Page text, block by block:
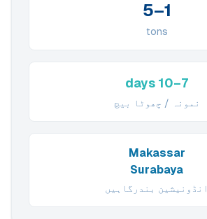
1–5
tons
7–10 days
نمونہ / چھوٹا بیچ
Makassar
Surabaya
انڈونیشین بندرگاہیں